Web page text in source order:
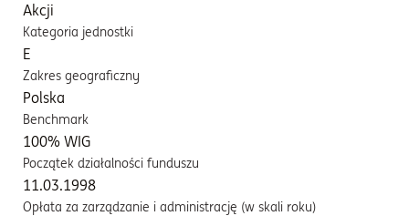
Akcji
Kategoria jednostki
E
Zakres geograficzny
Polska
Benchmark
100% WIG
Początek działalności funduszu
11.03.1998
Opłata za zarządzanie i administrację (w skali roku)